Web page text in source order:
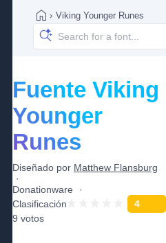
› Viking Younger Runes
Fuente Viking
Younger
Runes
Diseñado por Matthew Flansburg
Donationware
Clasificación
4
9 votos